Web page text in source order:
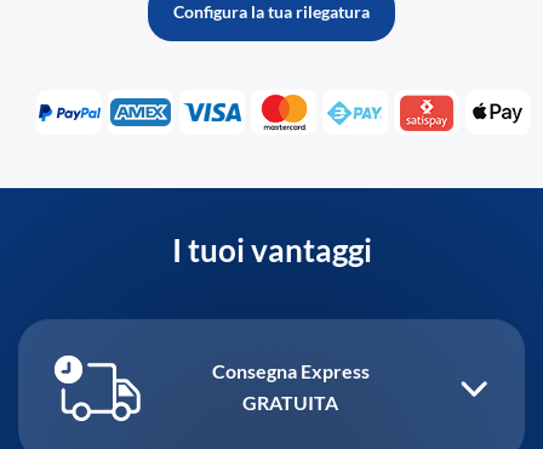
Configura la tua rilegatura
I tuoi vantaggi
Consegna Express
GRATUITA